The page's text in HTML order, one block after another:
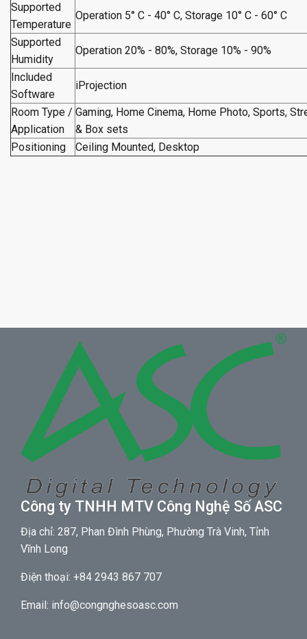
Supported
Temperature
Operation 5° C - 40° C, Storage 10° C - 60° C
Supported
Humidity
Operation 20% - 80%, Storage 10% - 90%
Included
Software
iProjection
Room Type /
Application
Gaming, Home Cinema, Home Photo, Sports,
& Box sets
Positioning
Ceiling Mounted, Desktop
Công ty TNHH MTV Công Nghệ Số ASC
Địa chỉ: 287, Phan Đình Phùng, Phường Trà Vinh, Tỉnh
Vĩnh Long
Điện thoại: +84 2943 867 707
Email: info@congnghesoasc.com